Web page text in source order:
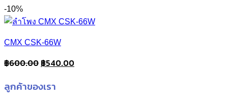
-10%
CMX CSK-66W
฿600.00 Original
was:
฿540.00Current
ลูกค้าของเรา